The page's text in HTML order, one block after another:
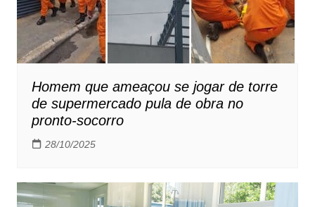
Homem que ameaçou se jogar de torre
de supermercado pula de obra no
pronto-socorro
28/10/2025